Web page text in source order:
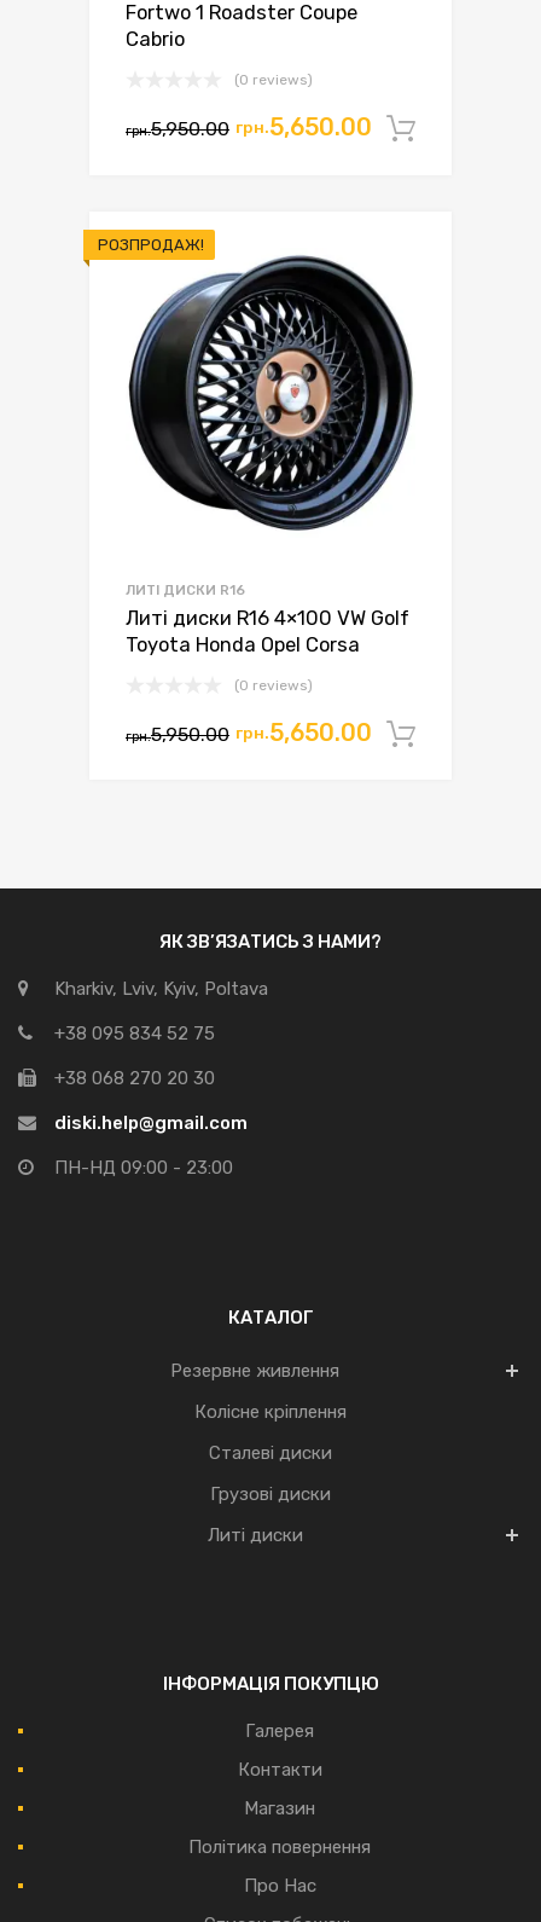
Fortwo 1 Roadster Coupe
Cabrio
(0 reviews)
грн.5,950.00 Оригінальна
грн.5,650.00 Поточна
РОЗПРОДАЖ!
ЛИТІ ДИСКИ R16
Литі диски R16 4×100 VW Golf
Toyota Honda Opel Corsa
(0 reviews)
грн.5,950.00 Оригінальна
грн.5,650.00 Поточна
ЯК ЗВ’ЯЗАТИСЬ З НАМИ?
Kharkiv, Lviv, Kyiv, Poltava
+38 095 834 52 75
+38 068 270 20 30
diski.help@gmail.com
ПН-НД 09:00 - 23:00
КАТАЛОГ
Резервне живлення
Колісне кріплення
Сталеві диски
Грузові диски
Литі диски
ІНФОРМАЦІЯ ПОКУПЦЮ
Галерея
Контакти
Магазин
Політика повернення
Про Нас